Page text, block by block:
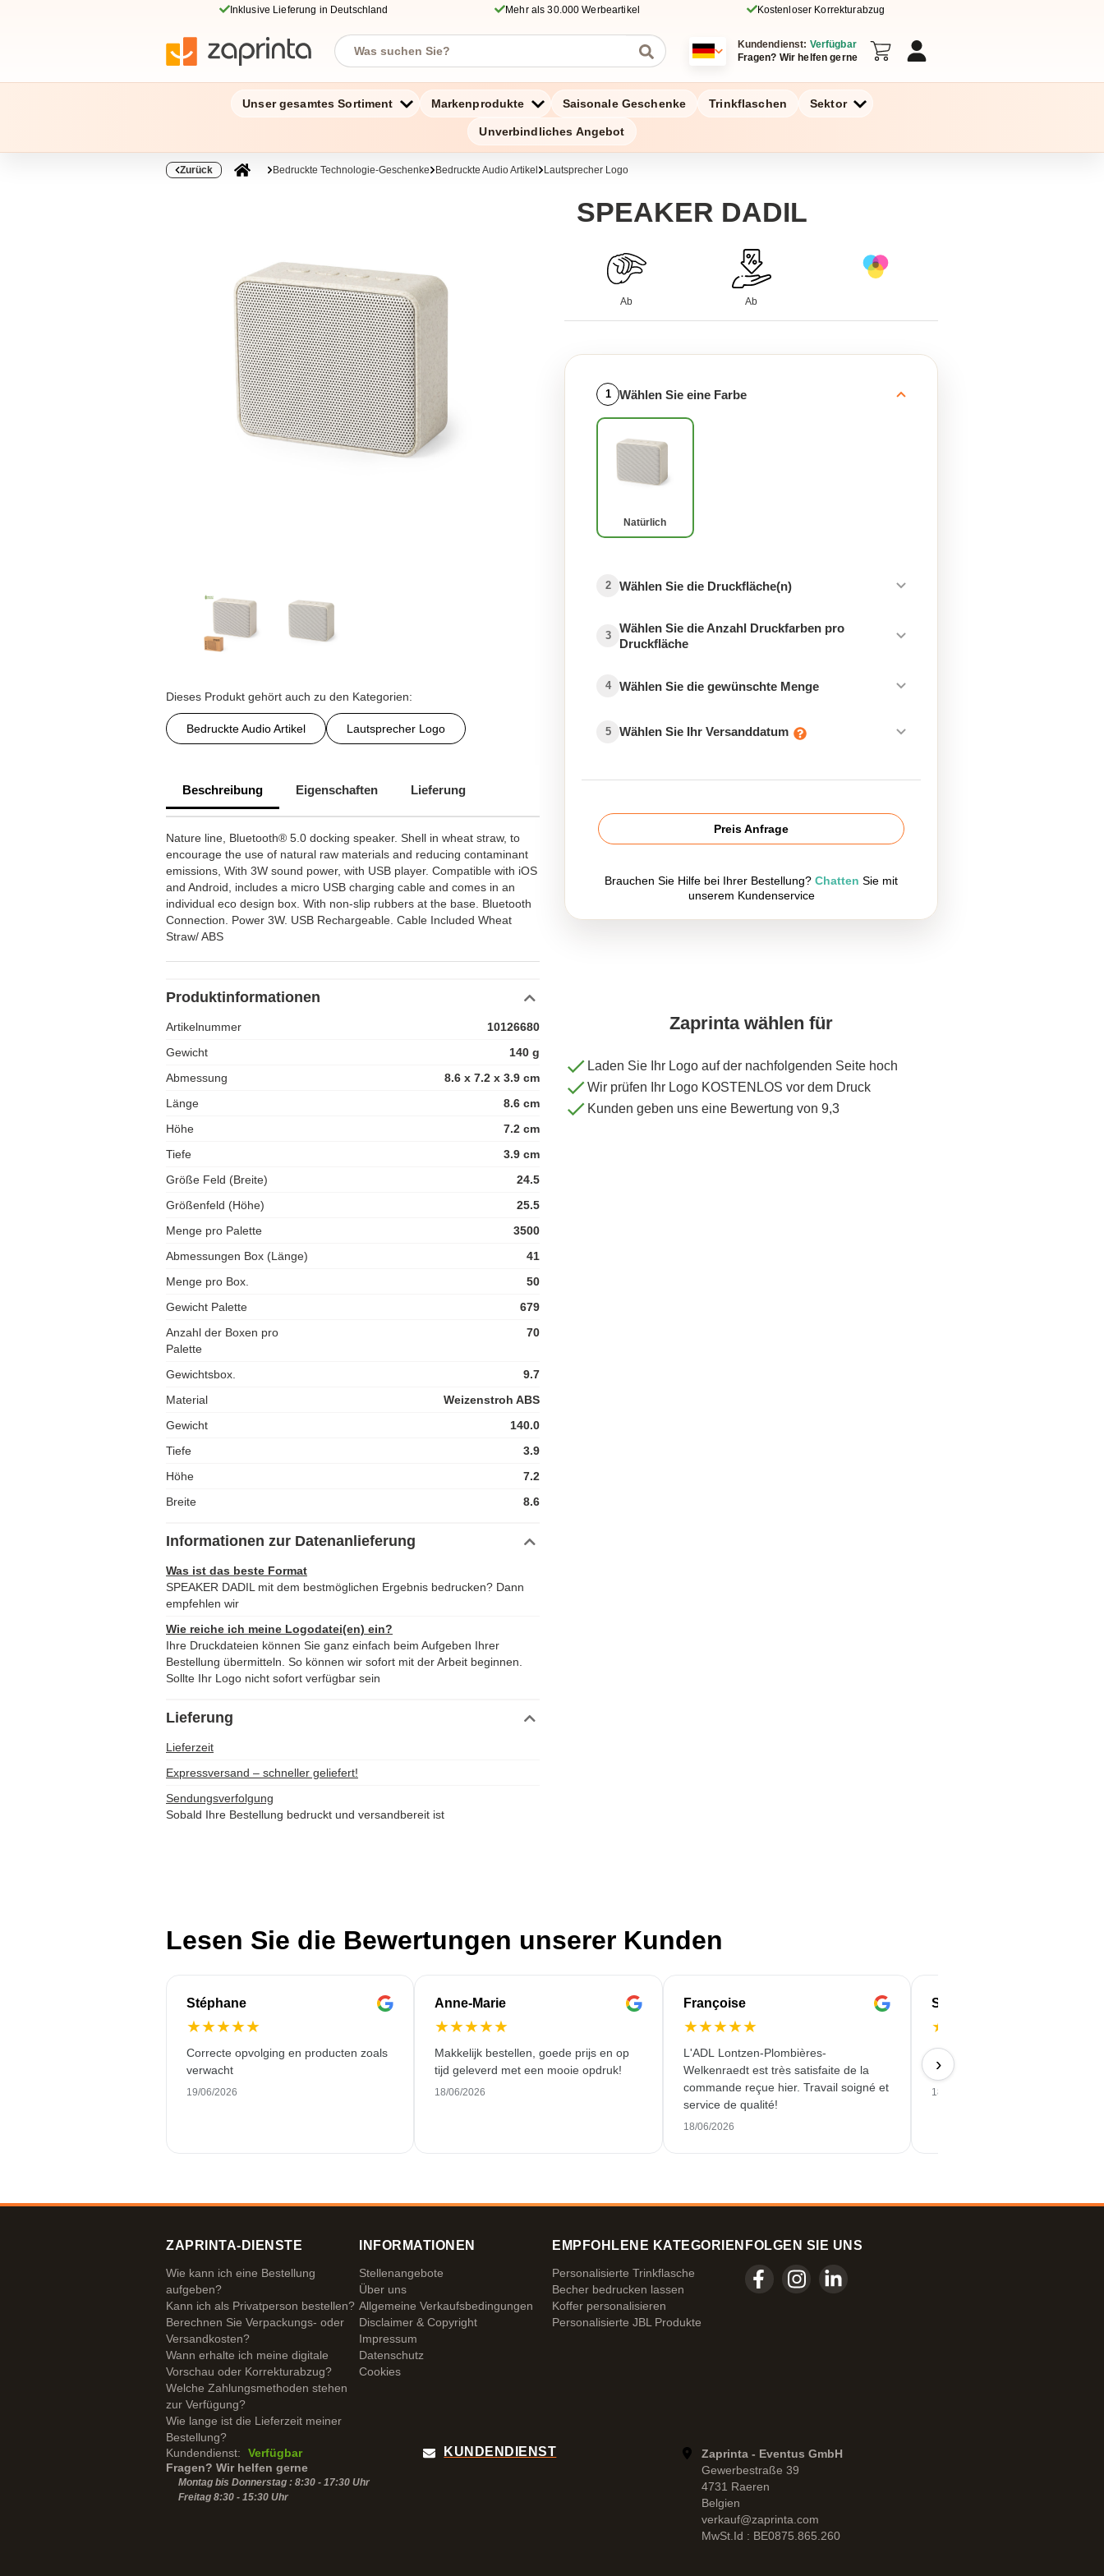
Inklusive Lieferung in Deutschland Mehr als 30.000 Werbeartikel Kostenloser Korrekturabzug
Kundendienst: Verfügbar
Fragen? Wir helfen gerne
Unser gesamtes Sortiment Markenprodukte Saisonale Geschenke Trinkflaschen Sektor
Unverbindliches Angebot
Zurück Bedruckte Technologie-Geschenke Bedruckte Audio Artikel Lautsprecher Logo
Dieses Produkt gehört auch zu den Kategorien:
Bedruckte Audio Artikel Lautsprecher Logo
Beschreibung Eigenschaften Lieferung
Nature line, Bluetooth® 5.0 docking speaker. Shell in wheat straw, to
encourage the use of natural raw materials and reducing contaminant
emissions, With 3W sound power, with USB player. Compatible with iOS
and Android, includes a micro USB charging cable and comes in an
individual eco design box. With non-slip rubbers at the base. Bluetooth
Connection. Power 3W. USB Rechargeable. Cable Included Wheat
Straw/ ABS
Produktinformationen
Artikelnummer
10126680
Gewicht
140 g
Abmessung
8.6 x 7.2 x 3.9 cm
Länge
8.6 cm
Höhe
7.2 cm
Tiefe
3.9 cm
Größe Feld (Breite)
24.5
Größenfeld (Höhe)
25.5
Menge pro Palette
3500
Abmessungen Box (Länge)
41
Menge pro Box.
50
Gewicht Palette
679
Anzahl der Boxen pro
Palette
70
Gewichtsbox.
9.7
Material
Weizenstroh ABS
Gewicht
140.0
Tiefe
3.9
Höhe
7.2
Breite
8.6
Informationen zur Datenanlieferung
Was ist das beste Format
SPEAKER DADIL mit dem bestmöglichen Ergebnis bedrucken? Dann
empfehlen wir
Wie reiche ich meine Logodatei(en) ein?
Ihre Druckdateien können Sie ganz einfach beim Aufgeben Ihrer
Bestellung übermitteln. So können wir sofort mit der Arbeit beginnen.
Sollte Ihr Logo nicht sofort verfügbar sein
Lieferung
Lieferzeit
Expressversand – schneller geliefert!
Sendungsverfolgung
Sobald Ihre Bestellung bedruckt und versandbereit ist
SPEAKER DADIL
Ab Ab
1 Wählen Sie eine Farbe
Natürlich
2 Wählen Sie die Druckfläche(n)
3
Wählen Sie die Anzahl Druckfarben pro
Druckfläche
4 Wählen Sie die gewünschte Menge
5 Wählen Sie Ihr Versanddatum
Preis Anfrage
Brauchen Sie Hilfe bei Ihrer Bestellung? Chatten Sie mit
unserem Kundenservice
Zaprinta wählen für
Laden Sie Ihr Logo auf der nachfolgenden Seite hoch
Wir prüfen Ihr Logo KOSTENLOS vor dem Druck
Kunden geben uns eine Bewertung von 9,3
Lesen Sie die Bewertungen unserer Kunden
Stéphane
★★★★★
Correcte opvolging en producten zoals
verwacht
19/06/2026
Anne-Marie
★★★★★
Makkelijk bestellen, goede prijs en op
tijd geleverd met een mooie opdruk!
18/06/2026
Françoise
★★★★★
L'ADL Lontzen-Plombières-
Welkenraedt est très satisfaite de la
commande reçue hier. Travail soigné et
service de qualité!
18/06/2026
Serife
★
Schnell & Zuverlässig &
Qualität erhalten
18/06/2026
›
ZAPRINTA-DIENSTE
Wie kann ich eine Bestellung
aufgeben?
Kann ich als Privatperson bestellen?
Berechnen Sie Verpackungs- oder
Versandkosten?
Wann erhalte ich meine digitale
Vorschau oder Korrekturabzug?
Welche Zahlungsmethoden stehen
zur Verfügung?
Wie lange ist die Lieferzeit meiner
Bestellung?
INFORMATIONEN
Stellenangebote
Über uns
Allgemeine Verkaufsbedingungen
Disclaimer & Copyright
Impressum
Datenschutz
Cookies
EMPFOHLENE KATEGORIEN
Personalisierte Trinkflasche
Becher bedrucken lassen
Koffer personalisieren
Personalisierte JBL Produkte
FOLGEN SIE UNS
Kundendienst:
Verfügbar
Fragen? Wir helfen gerne
Montag bis Donnerstag : 8:30 - 17:30 Uhr
Freitag 8:30 - 15:30 Uhr
KUNDENDIENST
Zaprinta - Eventus GmbH
Gewerbestraße 39
4731 Raeren
Belgien
verkauf@zaprinta.com
MwSt.Id : BE0875.865.260